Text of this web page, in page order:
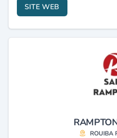
SITE WEB
ROUIBA